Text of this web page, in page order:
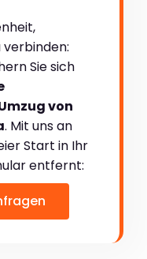
verbinden:
Sie sich
von
. Mit uns an
Start in Ihr
entfernt: